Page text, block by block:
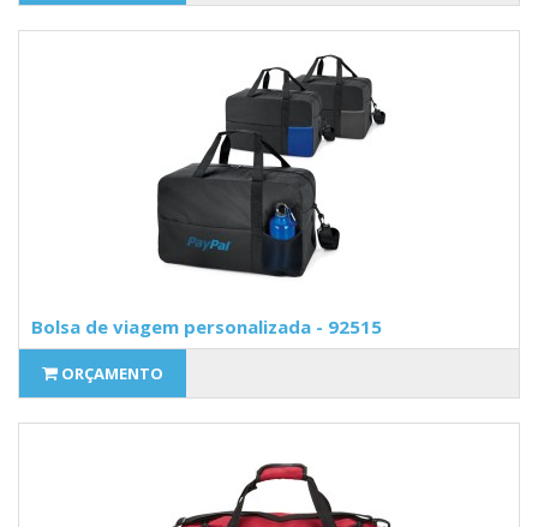
Bolsa de viagem personalizada - 92515
ORÇAMENTO